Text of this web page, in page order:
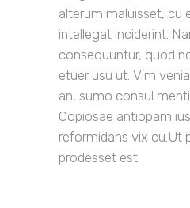
alterum maluisset, cu
intellegat inciderint.
consequuntur, quod
etuer usu ut. Vim
an, sumo consul
Copiosae antiopam
reformidans vix cu.Ut
prodesset est.